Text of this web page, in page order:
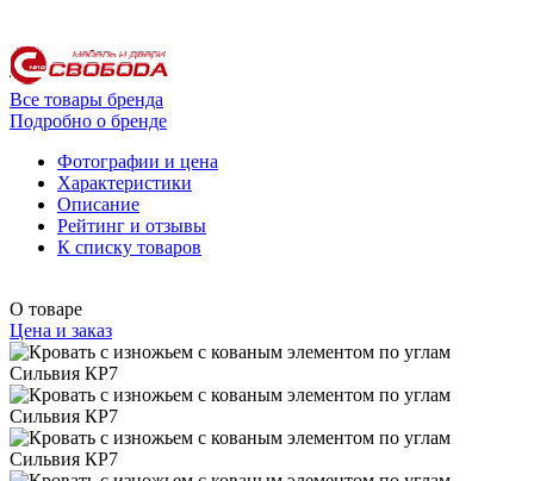
Все товары бренда
Подробно о бренде
Фотографии и цена
Характеристики
Описание
Рейтинг и отзывы
К списку товаров
О товаре
Цена и заказ